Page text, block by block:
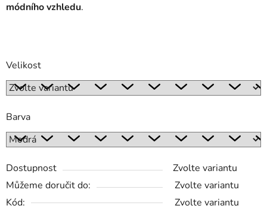
módního vzhledu.
Velikost
Barva
Dostupnost
Zvolte variantu
Můžeme doručit do:
Zvolte variantu
Kód:
Zvolte variantu